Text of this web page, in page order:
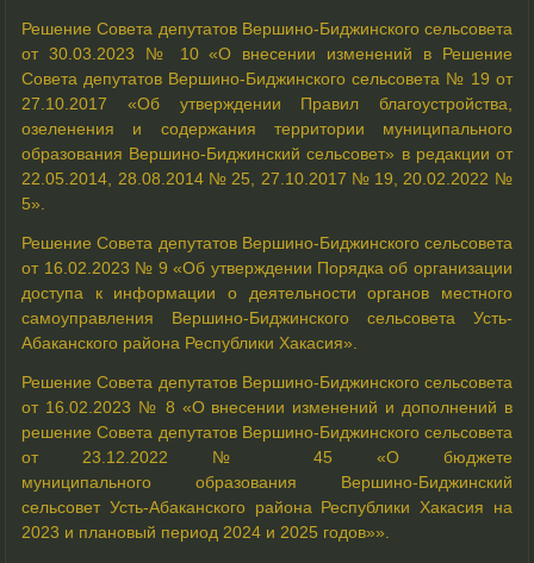
Решение Совета депутатов Вершино-Биджинского сельсовета
от 30.03.2023 № 10 «О внесении изменений в Решение
Совета депутатов Вершино-Биджинского сельсовета № 19 от
27.10.2017 «Об утверждении Правил благоустройства,
озеленения и содержания территории муниципального
образования Вершино-Биджинский сельсовет» в редакции от
22.05.2014, 28.08.2014 № 25, 27.10.2017 № 19, 20.02.2022 №
5».
Решение Совета депутатов Вершино-Биджинского сельсовета
от 16.02.2023 № 9 «Об утверждении Порядка об организации
доступа к информации о деятельности органов местного
самоуправления Вершино-Биджинского сельсовета Усть-
Абаканского района Республики Хакасия».
Решение Совета депутатов Вершино-Биджинского сельсовета
от 16.02.2023 № 8 «О внесении изменений и дополнений в
решение Совета депутатов Вершино-Биджинского сельсовета
от 23.12.2022 № 45 «О бюджете
муниципального образования Вершино-Биджинский
сельсовет Усть-Абаканского района Республики Хакасия на
2023 и плановый период 2024 и 2025 годов»».